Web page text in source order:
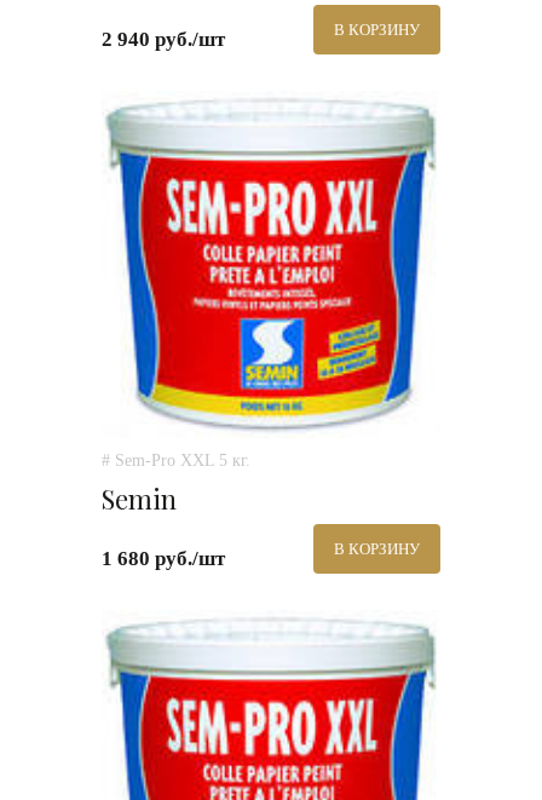
2 940 руб./шт В КОРЗИНУ
# Sem-Pro XXL 5 кг.
Semin
1 680 руб./шт В КОРЗИНУ